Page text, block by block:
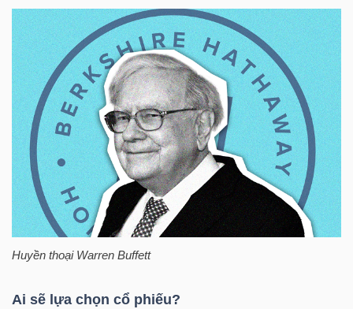
Huyền thoại Warren Buffett
Ai sẽ lựa chọn cổ phiếu?
CHÍNH
CÁ
NHÂN
PHÂN
TÍCH
VIETSTOCKFINANCE
MÔ